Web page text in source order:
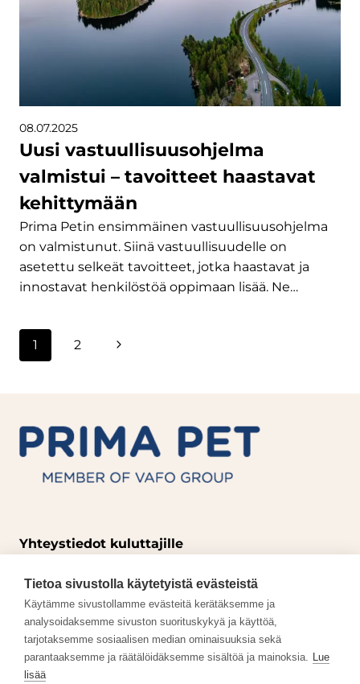
08.07.2025
Uusi vastuullisuusohjelma
valmistui – tavoitteet haastavat
kehittymään
Prima Petin ensimmäinen vastuullisuusohjelma
on valmistunut. Siinä vastuullisuudelle on
asetettu selkeät tavoitteet, jotka haastavat ja
innostavat henkilöstöä oppimaan lisää. Ne…
Sivunavigointi
1 2
Seuraava
Yhteystiedot kuluttajille
info@primapet.fi
Avoinna ma-ti klo 11.00-14.00
Töihin meille
Tietoa sivustolla käytetyistä evästeistä
Käytämme sivustollamme evästeitä kerätäksemme ja
analysoidaksemme sivuston suorituskykyä ja käyttöä,
tarjotaksemme sosiaalisen median ominaisuuksia sekä
parantaaksemme ja räätälöidäksemme sisältöä ja mainoksia. Lue
lisää